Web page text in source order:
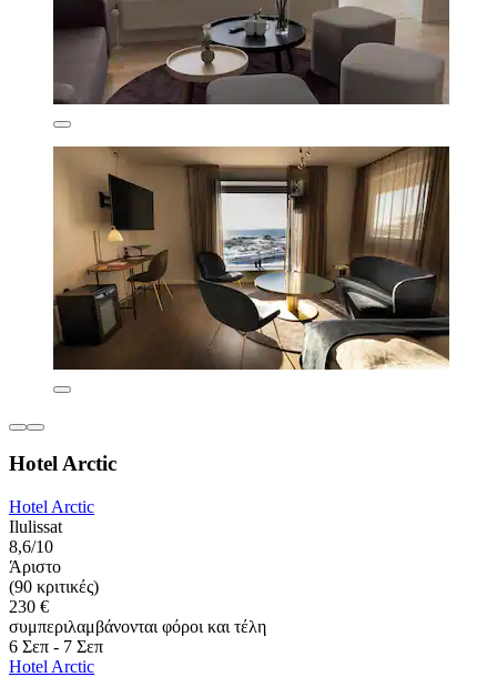
Hotel Arctic
Hotel Arctic
Ilulissat
8,6/10
Άριστο
(90 κριτικές)
230 €
συμπεριλαμβάνονται φόροι και τέλη
6 Σεπ - 7 Σεπ
Hotel Arctic